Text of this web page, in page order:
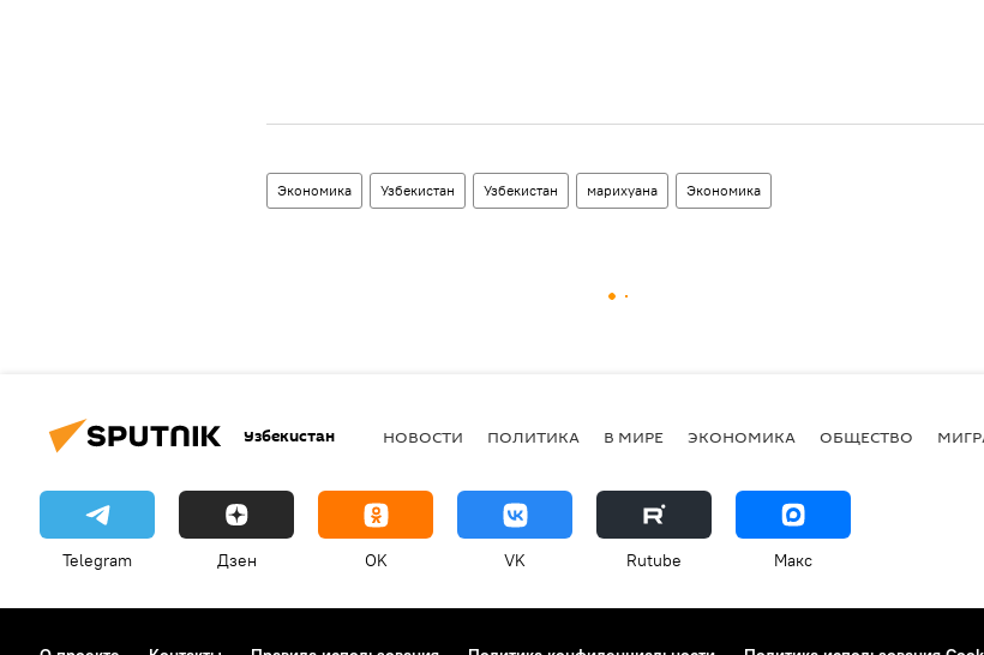
Экономика Узбекистан Узбекистан марихуана Экономика
Узбекистан НОВОСТИ ПОЛИТИКА В МИРЕ ЭКОНОМИКА ОБЩЕСТВО
Telegram Дзен OK VK Rutube Макс